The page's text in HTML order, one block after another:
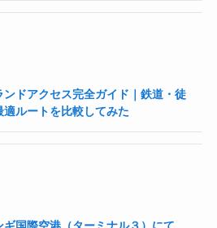
ンドアクセス完全ガイド｜鉄道・徒
ルートを比較してみた
国際空港（ターミナル３）にて、